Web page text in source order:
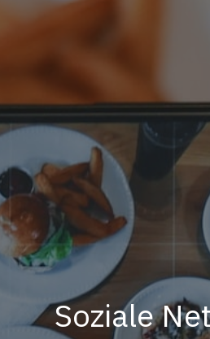
Soziale